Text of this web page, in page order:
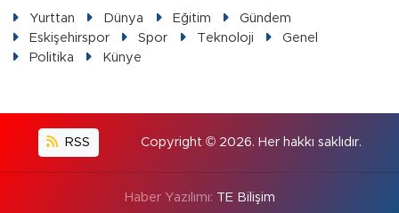
Yurttan Dünya Eğitim
Gündem
Eskişehirspor
Spor Teknoloji
Genel
Politika
Künye
RSS Copyright © 2026. Her hakkı saklıdır.
Haber Yazılımı: TE Bilişim